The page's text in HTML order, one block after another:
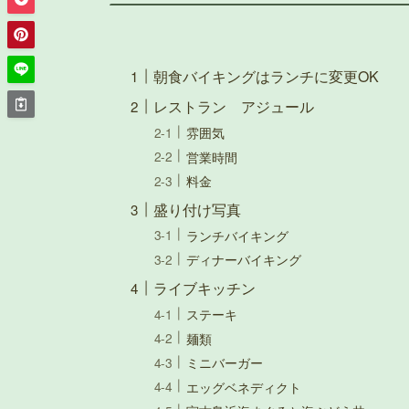
朝食バイキングはランチに変更OK
レストラン アジュール
雰囲気
営業時間
料金
盛り付け写真
ランチバイキング
ディナーバイキング
ライブキッチン
ステーキ
麺類
ミニバーガー
エッグベネディクト